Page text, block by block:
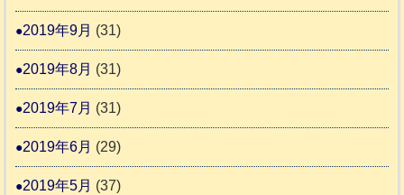
2019年9月 (31)
2019年8月 (31)
2019年7月 (31)
2019年6月 (29)
2019年5月 (37)